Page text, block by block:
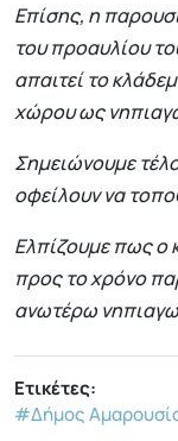
Επίσης, η
του προαυλίου
απαιτεί το
χώρου ως
Σημειώνουμε
οφείλουν να
Ελπίζουμε πως ο
προς το χρόνο
ανωτέρω
Ετικέτες:
#Δήμος